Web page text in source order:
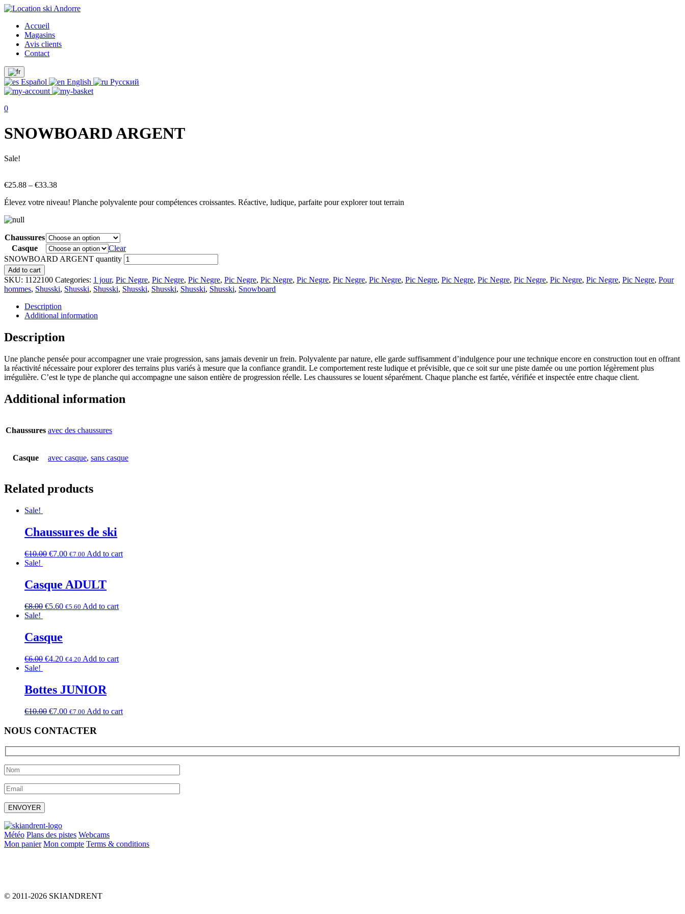
Accueil
Magasins
Avis clients
Contact
Español English Русский
0
SNOWBOARD ARGENT
Sale!
€25.88 – €33.38
Élevez votre niveau! Planche polyvalente pour compétences croissantes. Réactive, ludique, parfaite pour explorer tout terrain
Chaussures
Casque
Clear
SNOWBOARD ARGENT quantity
Add to cart
SKU: 1122100 Categories: 1 jour, Pic Negre, Pic Negre, Pic Negre, Pic Negre, Pic Negre, Pic Negre, Pic Negre, Pic Negre, Pic Negre, Pic Negre, Pic Negre, Pic Negre, Pic Negre, Pic Negre, Pic Negre, Pour
hommes, Shusski, Shusski, Shusski, Shusski, Shusski, Shusski, Shusski, Snowboard
Description
Additional information
Description
Une planche pensée pour accompagner une vraie progression, sans jamais devenir un frein. Polyvalente par nature, elle garde suffisamment d’indulgence pour une technique encore en construction tout en offrant
la réactivité nécessaire pour explorer des terrains plus variés à mesure que la confiance grandit. Le comportement reste ludique et prévisible, que ce soit sur une piste damée ou une portion légèrement plus
irrégulière. C’est le type de planche qui accompagne une saison entière de progression réelle. Les chaussures se louent séparément. Chaque planche est fartée, vérifiée et inspectée entre chaque client.
Additional information
Chaussures avec des chaussures
Casque avec casque, sans casque
Related products
Sale!
Chaussures de ski
€10.00 €7.00 €7.00 Add to cart
Sale!
Casque ADULT
€8.00 €5.60 €5.60 Add to cart
Sale!
Casque
€6.00 €4.20 €4.20 Add to cart
Sale!
Bottes JUNIOR
€10.00 €7.00 €7.00 Add to cart
NOUS CONTACTER
Laissez ce champ vide.
Météo Plans des pistes Webcams
Mon panier Mon compte Terms & conditions
© 2011-2026 SKIANDRENT